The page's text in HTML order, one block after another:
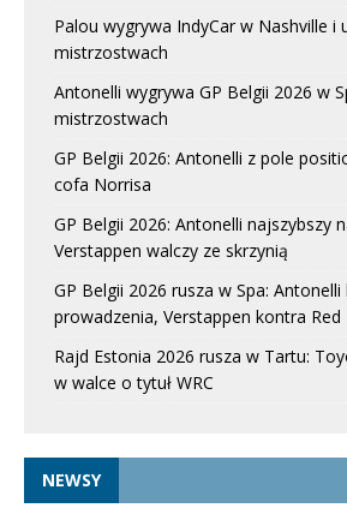
Palou wygrywa IndyCar w Nashville i
mistrzostwach
Antonelli wygrywa GP Belgii 2026 w
mistrzostwach
GP Belgii 2026: Antonelli z pole
cofa Norrisa
GP Belgii 2026: Antonelli najszybszy
Verstappen walczy ze skrzynią
GP Belgii 2026 rusza w Spa: Antonelli
prowadzenia, Verstappen kontra Red
Rajd Estonia 2026 rusza w Tartu:
w walce o tytuł WRC
NEWSY